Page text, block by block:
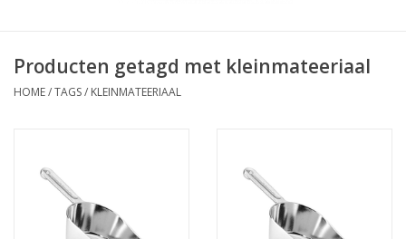
Hygiëne & opslag
Producten getagd met kleinmateeriaal
HOME/TAGS/ KLEINMATEERIAAL